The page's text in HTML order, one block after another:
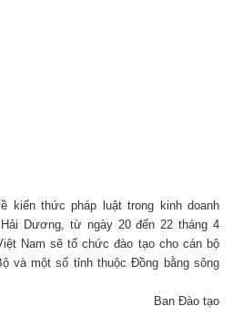
kiến thức pháp luật trong kinh doanh
Dương, từ ngày 20 đến 22 tháng 4
Nam sẽ tổ chức đào tạo cho cán bộ
và một số tỉnh thuộc Đồng bằng sông
Ban Đào tạo